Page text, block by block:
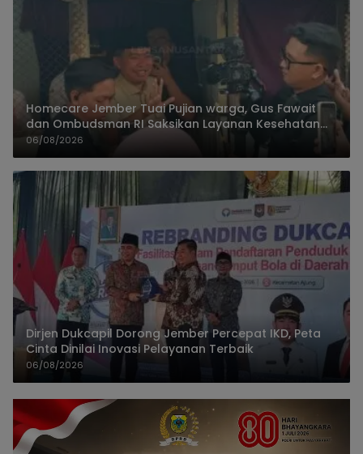
Homecare Jember Tuai Pujian warga, Gus Fawait
dan Ombudsman RI Saksikan Layanan Kesehatan
Rumah Pasien
06/08/2026
Dirjen Dukcapil Dorong Jember Percepat IKD, Peta
Cinta Dinilai Inovasi Pelayanan Terbaik
06/08/2026